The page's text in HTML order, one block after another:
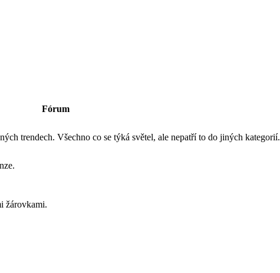
Fórum
trendech. Všechno co se týká světel, ale nepatří to do jiných kategorií.
žárovkami.